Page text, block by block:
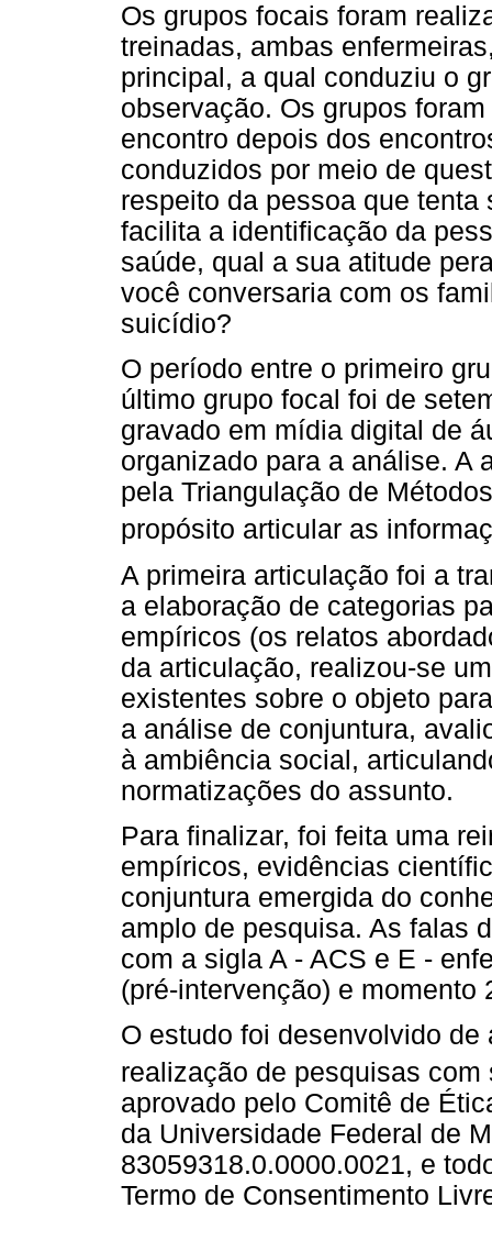
Os grupos focais foram
treinadas, ambas
principal, a qual conduziu o
observação. Os grupos
encontro depois dos
conduzidos por meio de
respeito da pessoa que
facilita a identificação da
saúde, qual a sua atitude
você conversaria com os
suicídio?
O período entre o primeiro
último grupo focal foi de
gravado em mídia digital de
organizado para a análise. A
pela Triangulação de
propósito articular as
A primeira articulação foi a
a elaboração de categorias
empíricos (os relatos
da articulação, realizou-se
existentes sobre o objeto
a análise de conjuntura,
à ambiência social,
normatizações do assunto.
Para finalizar, foi feita uma
empíricos, evidências
conjuntura emergida do
amplo de pesquisa. As falas
com a sigla A - ACS e E -
(pré-intervenção) e momento
O estudo foi desenvolvido
realização de pesquisas
aprovado pelo Comitê de
da Universidade Federal de
83059318.0.0000.0021, e
Termo de Consentimento